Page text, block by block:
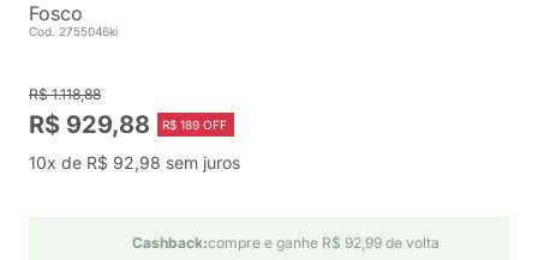
Fosco
Cod. 2755046ki
R$ 1.118,88
R$ 929,88 R$ 189 OFF
10x de R$ 92,98 sem juros
Cashback:compre e ganhe R$ 92,99 de volta